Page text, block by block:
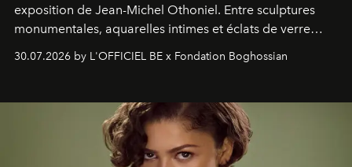
exposition de Jean-Michel Othoniel. Entre sculptures
monumentales, aquarelles intimes et éclats de verre
soufflé, l’artiste français compose un itinéraire
émotionnel où chaque œuvre devient le souvenir
émerveillement.
30.07.2026 by L'OFFICIEL BE x Fondation Boghossian